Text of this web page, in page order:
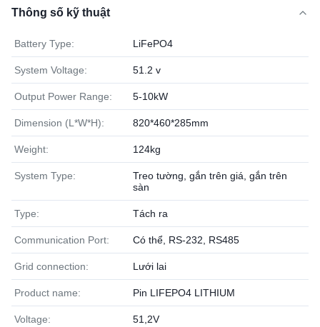
Thông số kỹ thuật
Battery Type: LiFePO4
System Voltage: 51.2 v
Output Power Range: 5-10kW
Dimension (L*W*H): 820*460*285mm
Weight: 124kg
System Type:
Treo tường, gắn trên giá, gắn trên
sàn
Type: Tách ra
Communication Port: Có thể, RS-232, RS485
Grid connection: Lưới lai
Product name: Pin LIFEPO4 LITHIUM
Voltage: 51,2V